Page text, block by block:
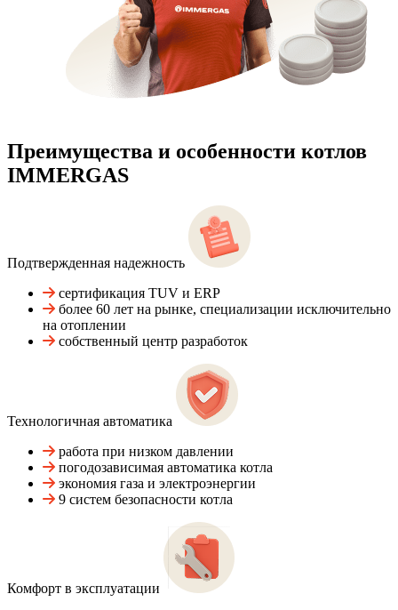
Преимущества и особенности котлов
IMMERGAS
Подтвержденная надежность
сертификация TUV и ERP
более 60 лет на рынке, специализации исключительно
на отоплении
собственный центр разработок
Технологичная автоматика
работа при низком давлении
погодозависимая автоматика котла
экономия газа и электроэнергии
9 систем безопасности котла
Комфорт в эксплуатации